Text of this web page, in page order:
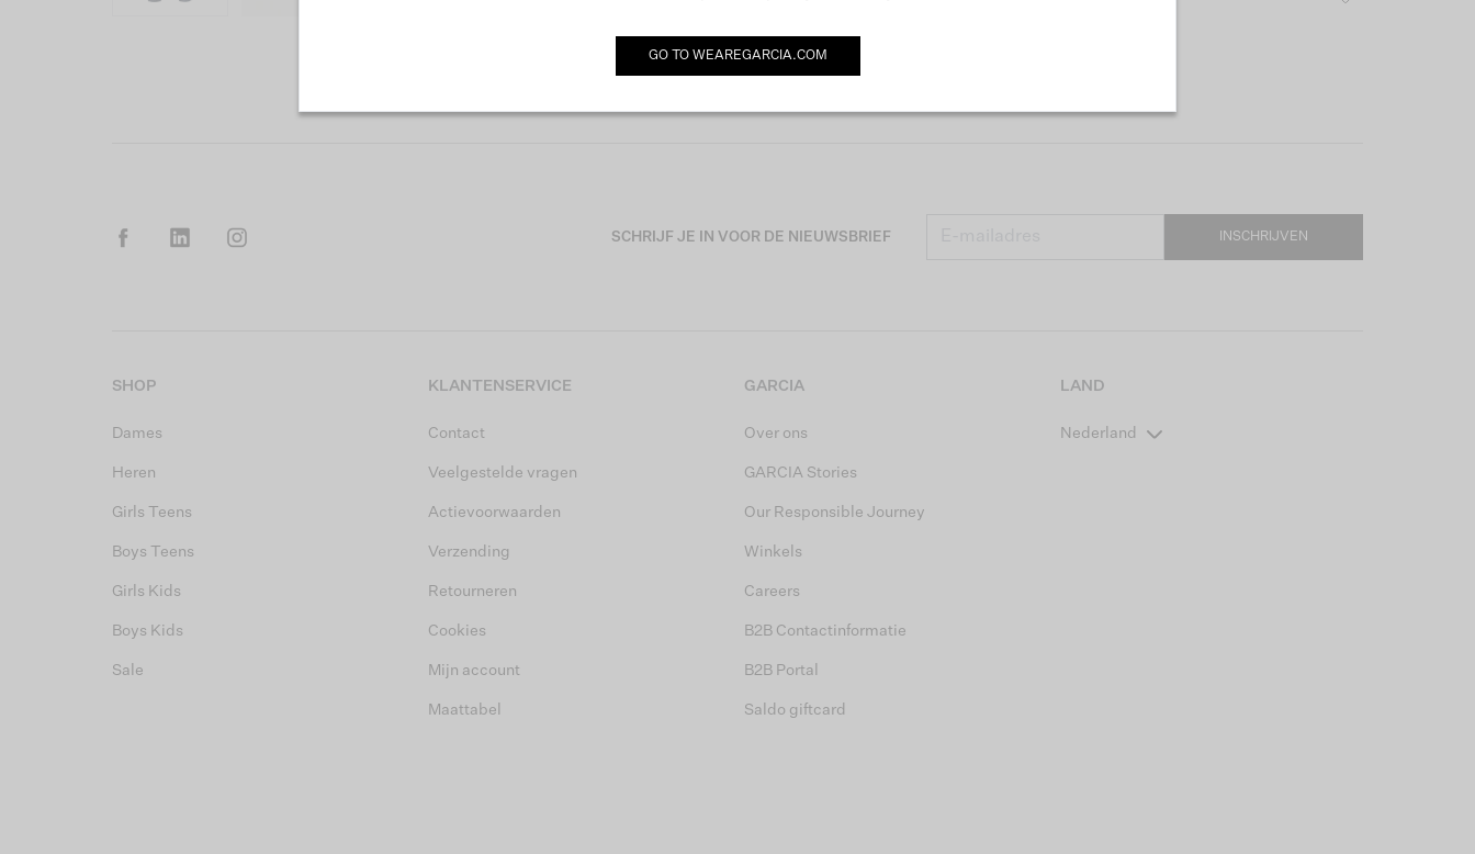
SCHRIJF JE IN VOOR DE NIEUWSBRIEF INSCHRIJVEN
SHOP
Dames
Heren
Girls Teens
Boys Teens
Girls Kids
Boys Kids
Sale
KLANTENSERVICE
Contact
Veelgestelde vragen
Actievoorwaarden
Verzending
Retourneren
Cookies
Mijn account
Maattabel
GARCIA
Over ons
GARCIA Stories
Our Responsible Journey
Winkels
Careers
B2B Contactinformatie
B2B Portal
Saldo giftcard
LAND
Nederland
GO TO WEAREGARCIA.COM